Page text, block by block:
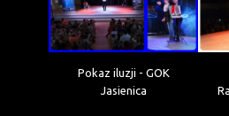
Pokaz iluzji - GOK
Jasienica